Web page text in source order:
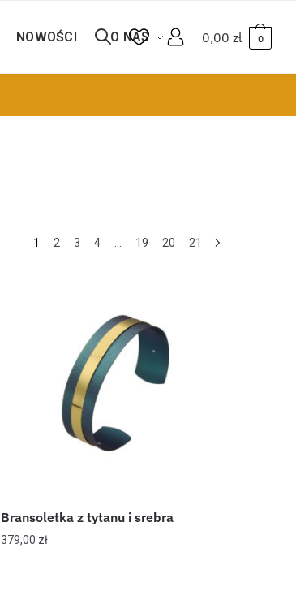
NOWOŚCI O NAS 0,00 zł 0
1 2 3 4 19 20 21
Bransoletka z tytanu i srebra
379,00 zł